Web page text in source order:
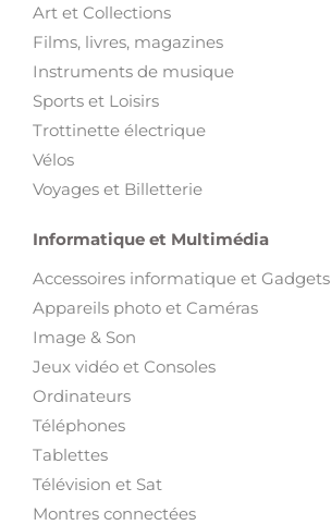
Art et Collections
Films, livres, magazines
Instruments de musique
Sports et Loisirs
Trottinette électrique
Vélos
Voyages et Billetterie
Informatique et Multimédia
Accessoires informatique et Gadgets
Appareils photo et Caméras
Image & Son
Jeux vidéo et Consoles
Ordinateurs
Téléphones
Tablettes
Télévision et Sat
Montres connectées